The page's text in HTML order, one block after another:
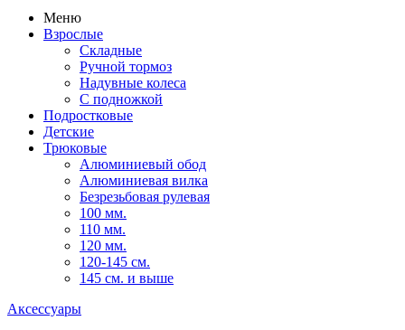
Меню
Взрослые
Складные
Ручной тормоз
Надувные колеса
С подножкой
Подростковые
Детские
Трюковые
Алюминиевый обод
Алюминиевая вилка
Безрезьбовая рулевая
100 мм.
110 мм.
120 мм.
120-145 см.
145 см. и выше
Аксессуары